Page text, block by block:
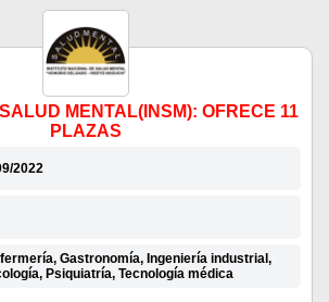
MENTAL(INSM): OFRECE 11
PLAZAS
2022
Gastronomía, Ingeniería industrial,
Psiquiatría, Tecnología médica